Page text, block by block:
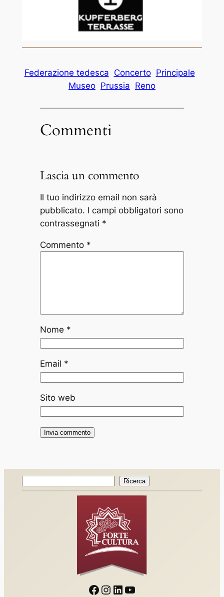
Federazione tedesca Concerto Principale
Museo Prussia Reno
Commenti
Lascia un commento
Il tuo indirizzo email non sarà
pubblicato. I campi obbligatori sono
contrassegnati *
Commento *
Nome *
Email *
Sito web
Ricerca
Facebook Instagram LinkedIn YouTube